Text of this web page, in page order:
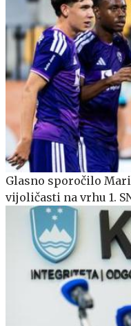
Glasno sporočilo
vijoličasti na vrhu 1.